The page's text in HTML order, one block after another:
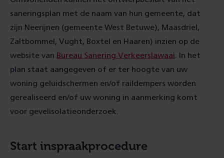
saneringsplan met de naam van hun gemeente, dat
zijn Neerijnen (gemeente West Betuwe), Maasdriel,
Zaltbommel, Vught, Boxtel en Haaren) inzien op de
website van Bureau Sanering Verkeerslawaai . In het
plan staat aangegeven of er ter hoogte van uw
woning geluidschermen en/of raildempers worden
gerealiseerd en/of uw woning in aanmerking komt
voor gevelisolatieonderzoek.
Start inspraakprocedure